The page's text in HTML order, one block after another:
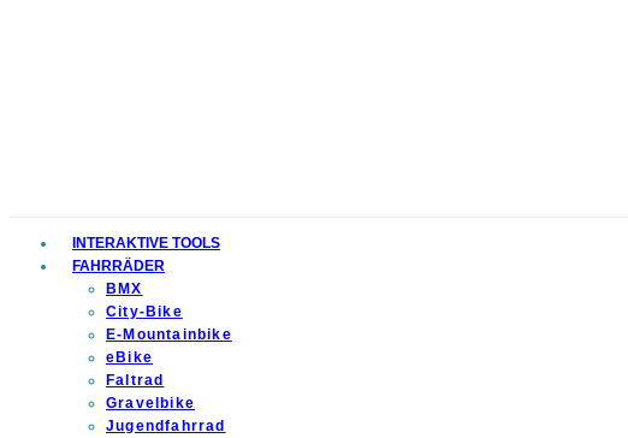
INTERAKTIVE TOOLS
FAHRRÄDER
BMX
City-Bike
E-Mountainbike
eBike
Faltrad
Gravelbike
Jugendfahrrad